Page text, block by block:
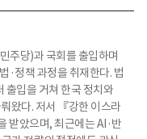
주당)과 국회를 출입하며
·정책 과정을 취재한다. 법
출입을 거쳐 한국 정치와
왔다. 저서 『강한 이스라
받았으며, 최근에는 AI·반